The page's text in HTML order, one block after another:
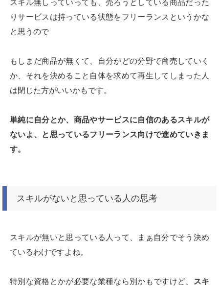
スキル無しっていっても、売ろうとしている商品だった
りサービスは持っている状態をフリーランスというかな
と思うので
もしまだ商品が無くて、自分がどの分野で商売していく
か、それを決めること自体を求めて再生してしまった人
は閉じた方がいいかもです。
単純に自分とか、商品やサービスに自信のあるスキルが
ないよ、と思っているフリーランス向けで進めていきま
す。
スキルがないと思っている人の思考
スキルが無いと思っている人って、まぁ自分でそう決め
ているわけですよね。
特別な資格とかが必要な業種なら別かもですけど、
スキ